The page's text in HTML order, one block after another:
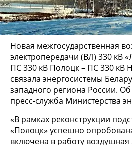
Новая межгосударственная
электропередачи (ВЛ) 330 кВ
ПС 330 кВ Полоцк – ПС 330 кВ
связала энергосистемы
западного региона России.
пресс-служба Министерства
«В рамках реконструкции
«Полоцк» успешно
включена в работу воздушная